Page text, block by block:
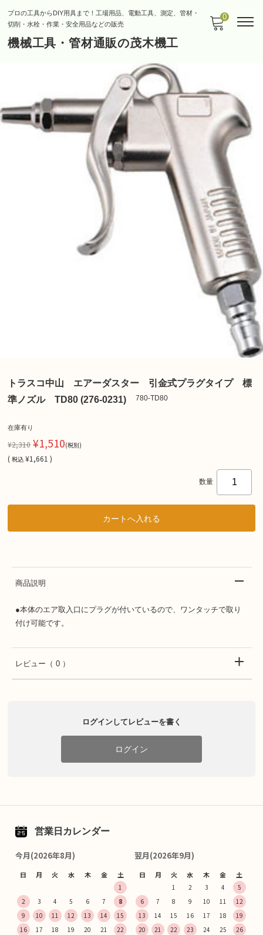
プロの工具からDIY用具まで！工場用品、電動工具、測定、管材・
切削・水栓・作業・安全用品などの販売
機械工具・管材通販の茂木機工
0
トラスコ中山 エアーダスター 引金式プラグタイプ 標
準ノズル TD80 (276-0231)
780-TD80
在庫有り
¥2,310 ¥1,510(税別)
( 税込 ¥1,661 )
数量
商品説明
●本体のエア取入口にプラグが付いているので、ワンタッチで取り
付け可能です。
レビュー （ 0 ）
ログインしてレビューを書く
ログイン
営業日カレンダー
今月(2026年8月)
日 月 火 水 木 金 土
1
2
3 4 5 6 7
8
9
10 11 12 13 14
15
16
17 18 19 20 21
22
翌月(2026年9月)
日 月 火 水 木 金 土
1 2 3 4
5
6
7 8 9 10 11
12
13
14 15 16 17 18
19
20
21 22 23 24 25
26